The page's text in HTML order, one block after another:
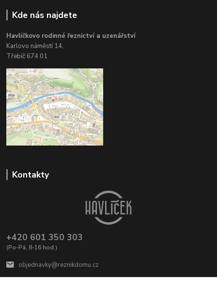
Kde nás najdete
Havlíčkovo rodinné řeznictví a uzenářství
Karlovo náměstí 14,
Třebíč 674 01
Kontakty
+420 601 350 303
(Po-Pá, 8-16 hod.)
objednavky@reznikdomu.cz